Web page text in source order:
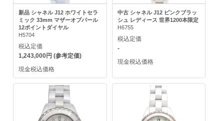
新品 シャネル J12 ホワイトセラ
ミック 33mm マザーオブパール
12ポイントダイヤル
H5704
税込定価
1,243,000円 (参考定価)
現金税込価格
中古 シャネル J12 ピンクブラッ
シュ レディース 世界1200本限定
H6755
税込定価
-
現金税込価格